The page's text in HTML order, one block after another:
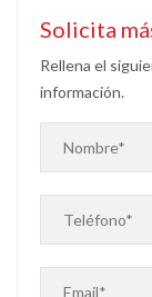
Solicita
Rellena el
información.